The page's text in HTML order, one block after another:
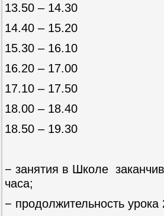
13.50 – 14.30
14.40 – 15.20
15.30 – 16.10
16.20 – 17.00
17.10 – 17.50
18.00 – 18.40
18.50 – 19.30
− занятия в Школе
часа;
− продолжительность